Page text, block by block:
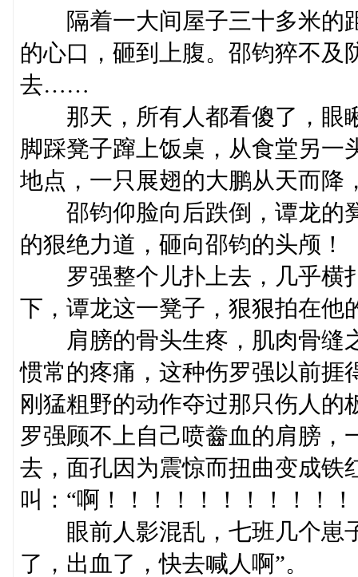
隔着一大间屋子三十多米的
的心口，砸到上腹。邵钧猝不及
去……
那天，所有人都看傻了，眼
脚踩凳子蹿上饭桌，从食堂另一
地点，一只展翅的大鹏从天而
邵钧仰脸向后跌倒，谭龙的
的狠绝力道，砸向邵钧的头颅！
罗强整个儿扑上去，几乎横
下，谭龙这一凳子，狠狠拍在他
肩膀的骨头生疼，肌肉骨缝
惯常的疼痛，这种伤罗强以前捱
刚猛粗野的动作夺过那只伤人
罗强顾不上自己喷齤血的肩膀，
去，面孔因为震惊而扭曲变成铁
叫：“啊！！！！！！！！！！
眼前人影混乱，七班几个崽子
了，出血了，快去喊人啊”。